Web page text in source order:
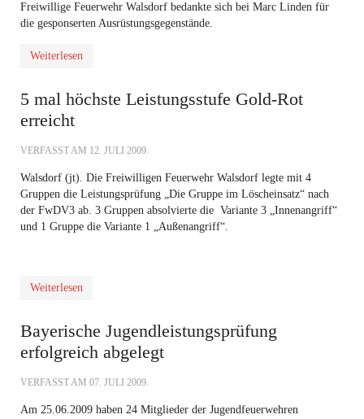
Freiwillige Feuerwehr Walsdorf bedankte sich bei Marc Linden für
die gesponserten Ausrüstungsgegenstände.
Weiterlesen
5 mal höchste Leistungsstufe Gold-Rot
erreicht
VERFASST AM 12. JULI 2009.
Walsdorf (jt). Die Freiwilligen Feuerwehr Walsdorf legte mit 4
Gruppen die Leistungsprüfung „Die Gruppe im Löscheinsatz“ nach
der FwDV3 ab. 3 Gruppen absolvierte die Variante 3 „Innenangriff“
und 1 Gruppe die Variante 1 „Außenangriff“.
Weiterlesen
Bayerische Jugendleistungsprüfung
erfolgreich abgelegt
VERFASST AM 07. JULI 2009.
Am 25.06.2009 haben 24 Mitglieder der Jugendfeuerwehren